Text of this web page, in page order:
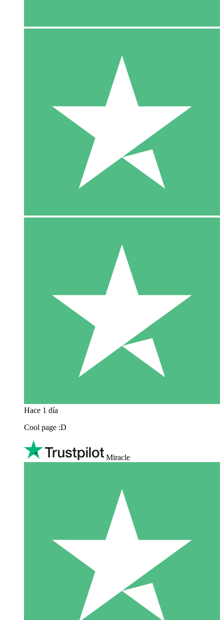
Hace 1 día
Cool page :D
Miracle